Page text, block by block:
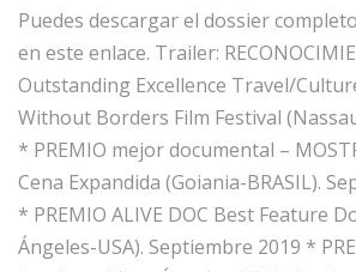
Puedes descargar el dossier
en este enlace. Trailer:
Outstanding Excellence Travel/
Without Borders Film Festival
* PREMIO mejor documental –
Cena Expandida (Goiania-BRASIL).
* PREMIO ALIVE DOC Best Feature
Ángeles-USA). Septiembre 2019 *